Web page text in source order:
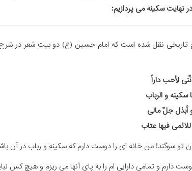
نهایت سکینه می پردازیم:
تاریخی نقل شده است که امام حسین (ع) دو بیت شعر در
لأحب داراً
سکینه و الرباب
أبذل جلّ مالی
فیها عتاب
تو سوگند! من خانه ای را دوست دارم که سکینه و رباب در آن
دوست دارم و تمامی دارایی ام را به پای آنها می ریزم و هیچ کس